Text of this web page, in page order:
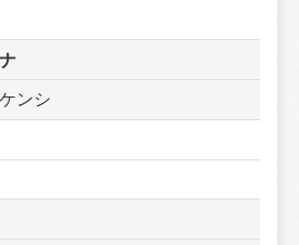
ンシ